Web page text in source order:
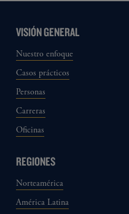
VISIÓN GENERAL
Nuestro enfoque
Casos prácticos
Personas
Carreras
Oficinas
REGIONES
Norteamérica
América Latina